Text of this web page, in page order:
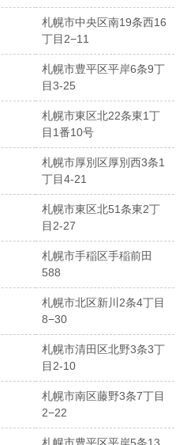
札幌市中央区南19条西16
丁目2−11
札幌市豊平区平岸6条9丁
目3-25
札幌市東区北22条東1丁
目1番10号
札幌市厚別区厚別西3条1
丁目4-21
札幌市東区北51条東2丁
目2-27
札幌市手稲区手稲前田
588
札幌市北区新川2条4丁目
8−30
札幌市清田区北野3条3丁
目2-10
札幌市南区藤野3条7丁目
2−22